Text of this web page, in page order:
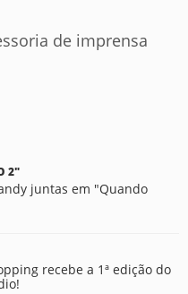
de imprensa
2"
juntas em "Quando
recebe a 1ª edição do